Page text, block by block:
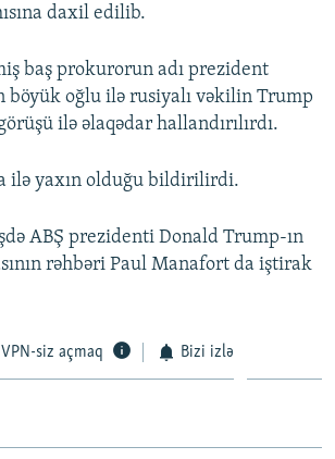
daxil edilib.
baş prokurorun adı prezident
böyük oğlu ilə rusiyalı vəkilin Trump
ilə əlaqədar hallandırılırdı.
ilə yaxın olduğu bildirilirdi.
ABŞ prezidenti Donald Trump-ın
rəhbəri Paul Manafort da iştirak
VPN-siz açmaq Bizi izlə